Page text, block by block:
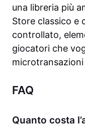
una libreria più
Store classico e
controllato,
giocatori che
FAQ
Quanto costa